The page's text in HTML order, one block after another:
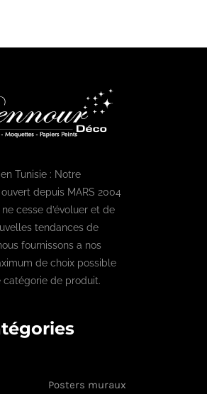
Tunisie : Notre
depuis MARS 2004
cesse d’évoluer et de
tendances de
fournissons a nos
de choix possible
catégorie de produit.
Posters muraux